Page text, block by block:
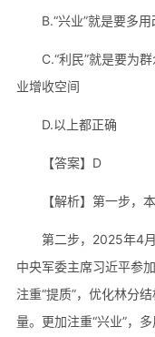
B.“兴业”就是要多
C.“利民”就是要为
业增收空间
D.以上都正确
【答案】D
【解析】第一步，
第二步，2025年4
中央军委主席习近平参
注重“提质”，优化林分
量。更加注重“兴业”，